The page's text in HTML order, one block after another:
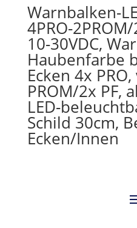
Warnbalken-
4PRO-
10-30VDC,
Haubenfarbe
Ecken 4x
PROM/2x PF,
LED-
Schild 30cm,
Ecken/Innen